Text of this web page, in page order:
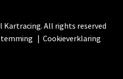
Kartracing. All rights reserved
| Cookieverklaring